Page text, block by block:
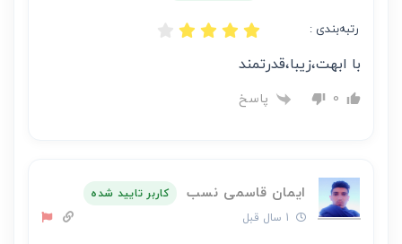
رتبه‌بندی :
با ابهت،زیبا،قدرتمند
0 پاسخ
ایمان قاسمی نسب
کاربر تایید شده